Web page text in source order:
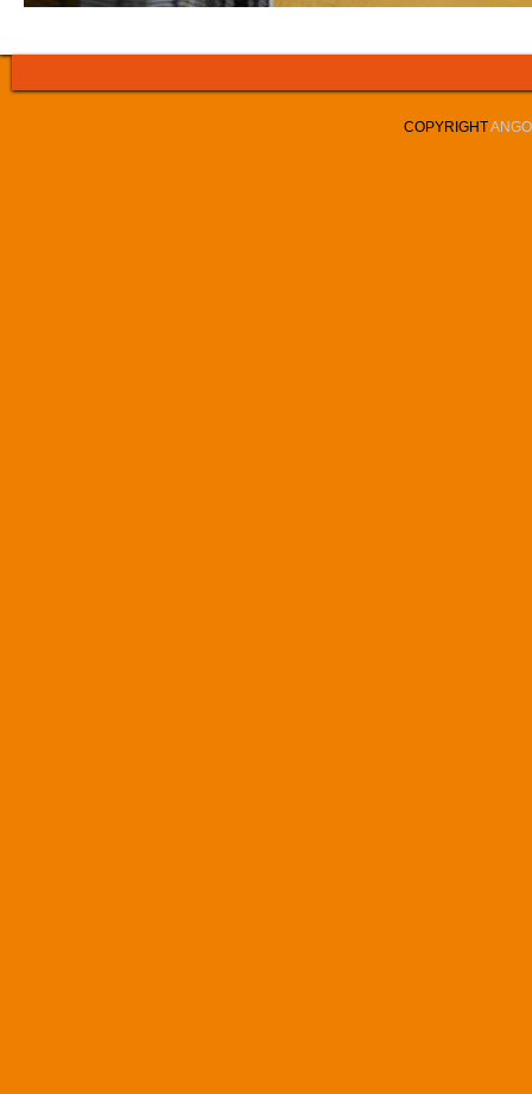
COPYRIGHT